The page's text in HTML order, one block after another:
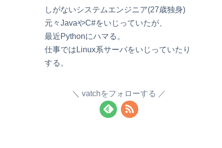
しがないシステムエンジニア(27歳独身)
元々JavaやC#をいじっていたが、
最近Pythonにハマる。
仕事ではLinux系サーバをいじっていたり
する。
vatchをフォローする